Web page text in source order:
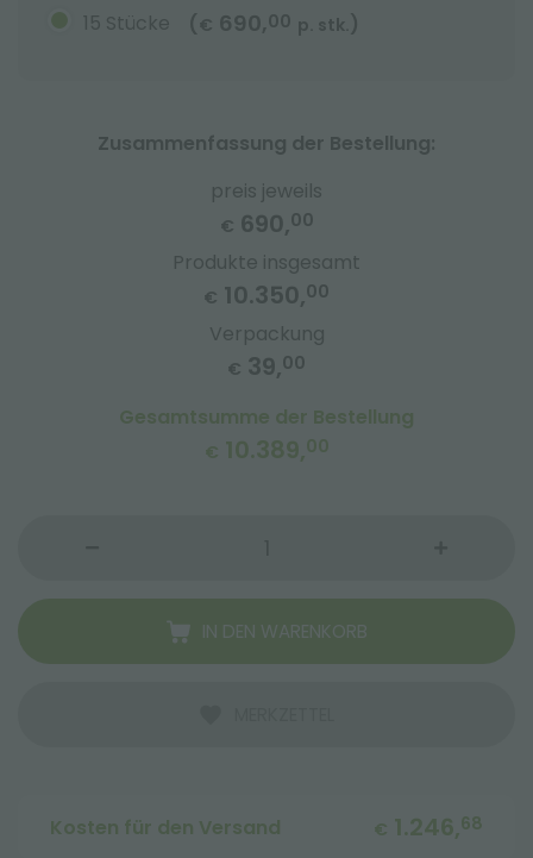
15 Stücke
( € 690,00 p. stk. )
Zusammenfassung der Bestellung:
preis jeweils
€ 690,00
Produkte insgesamt
€ 10.350,00
Verpackung
€ 39,00
Gesamtsumme der Bestellung
€ 10.389,00
IN DEN WARENKORB
Kosten für den Versand € 1.246,68